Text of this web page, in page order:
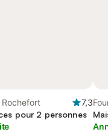
Rochefort
7,3
pour 2 personnes